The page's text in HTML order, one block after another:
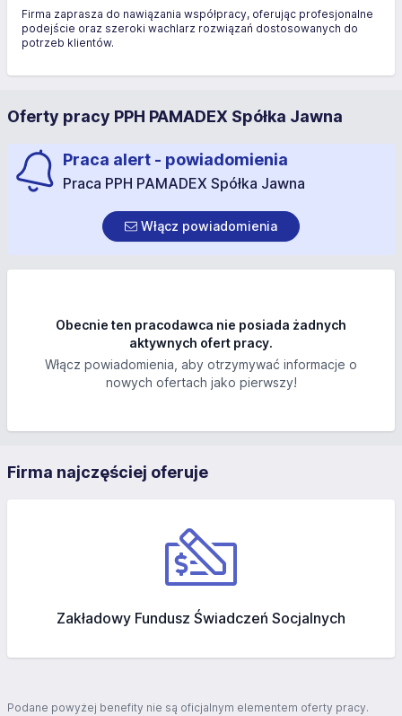
Firma zaprasza do nawiązania współpracy, oferując profesjonalne
podejście oraz szeroki wachlarz rozwiązań dostosowanych do
potrzeb klientów.
Oferty pracy PPH PAMADEX Spółka Jawna
Praca alert - powiadomienia
Praca PPH PAMADEX Spółka Jawna
Włącz powiadomienia
Obecnie ten pracodawca nie posiada żadnych
aktywnych ofert pracy.
Włącz powiadomienia, aby otrzymywać informacje o
nowych ofertach jako pierwszy!
Firma najczęściej oferuje
Zakładowy Fundusz Świadczeń Socjalnych
Podane powyżej benefity nie są oficjalnym elementem oferty pracy.